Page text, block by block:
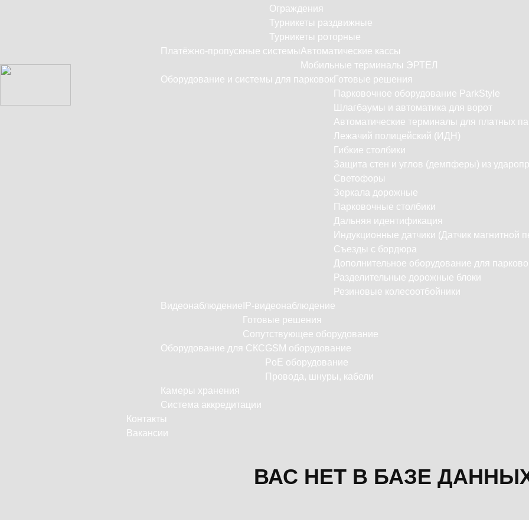
Ограждения
Турникеты раздвижные
Турникеты роторные
Платёжно-пропускные системыАвтоматические кассы
Мобильные терминалы ЭРТЕЛ
Оборудование и системы для парковок Готовые решения
Парковочное оборудование ParkStyle
Шлагбаумы и автоматика для ворот
Автоматические терминалы для платных
Лежачий полицейский (ИДН)
Гибкие столбики
Защита стен и углов (демпферы) из
Светофоры
Зеркала дорожные
Парковочные столбики
Дальняя идентификация
Индукционные датчики (Датчик магнитной
Съезды с бордюра
Дополнительное оборудование для
Разделительные дорожные блоки
Резиновые колесоотбойники
Видеонаблюдение IP-видеонаблюдение
Готовые решения
Сопутствующее оборудование
Оборудование для СКСGSM оборудование
PoE оборудование
Провода, шнуры, кабели
Камеры хранения
Система аккредитации
Контакты
Вакансии
ВАС НЕТ В БАЗЕ